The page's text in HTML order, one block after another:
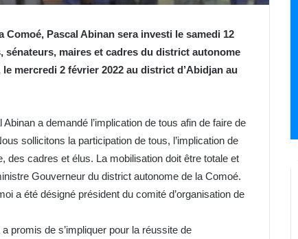
Pascal Abinan sera investi le samedi 12
sénateurs, maires et cadres du district autonome
mercredi 2 février 2022 au district d’Abidjan au
a demandé l’implication de tous afin de faire de
sollicitons la participation de tous, l’implication de
cadres et élus. La mobilisation doit être totale et
Gouverneur du district autonome de la Comoé.
a été désigné président du comité d’organisation de
promis de s’impliquer pour la réussite de